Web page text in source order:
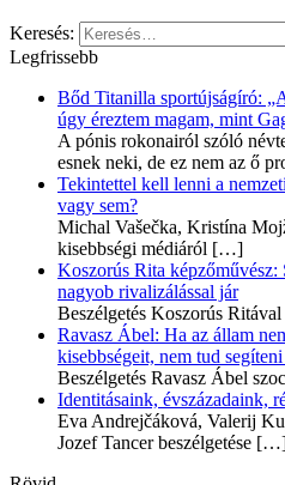
Keresés:
Legfrissebb
Bőd Titanilla sportújságíró:
úgy éreztem magam, mint
A pónis rokonairól szóló
esnek neki, de ez nem az ő
Tekintettel kell lenni a
vagy sem?
Michal Vašečka, Kristína
kisebbségi médiáról […]
Koszorús Rita
nagyob rivalizálással jár
Beszélgetés Koszorús Ritával
Ravasz Ábel: Ha az állam
kisebbségeit, nem tud
Beszélgetés Ravasz Ábel
Identitásaink, évszázadaink,
Eva Andrejčáková, Valerij
Jozef Tancer beszélgetése